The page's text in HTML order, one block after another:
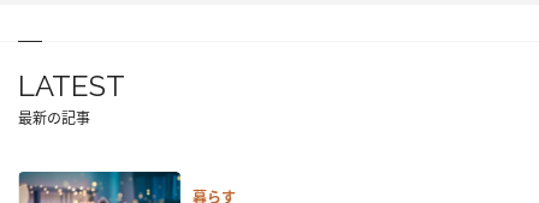
LATEST
最新の記事
暮らす